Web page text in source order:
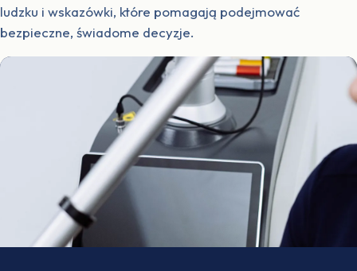
ludzku i wskazówki, które pomagają podejmować
bezpieczne, świadome decyzje.